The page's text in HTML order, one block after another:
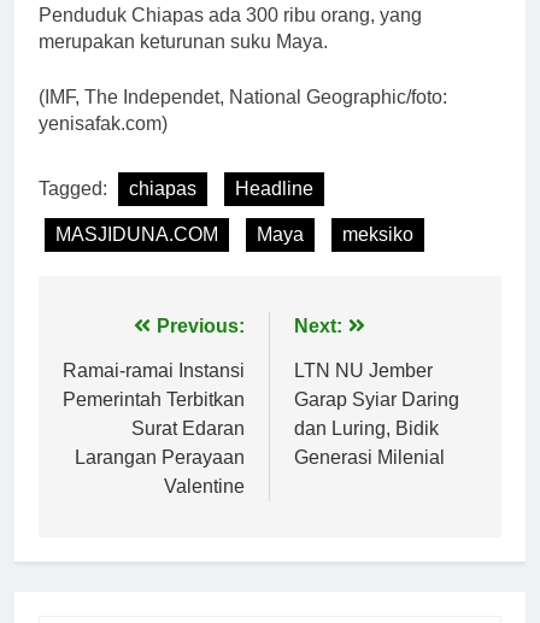
Penduduk Chiapas ada 300 ribu orang, yang
merupakan keturunan suku Maya.
(IMF, The Independet, National Geographic/foto:
yenisafak.com)
Tagged: chiapas Headline
MASJIDUNA.COM Maya meksiko
Navigasi
pos
Previous:
Ramai-ramai Instansi
Pemerintah Terbitkan
Surat Edaran
Larangan Perayaan
Valentine
Next:
LTN NU Jember
Garap Syiar Daring
dan Luring, Bidik
Generasi Milenial